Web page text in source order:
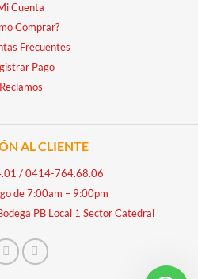
Cuenta
Comprar?
Frecuentes
Pago
Reclamos
AL CLIENTE
/0414-764.68.06
de 7:00am – 9:00pm
PB Local 1 Sector Catedral